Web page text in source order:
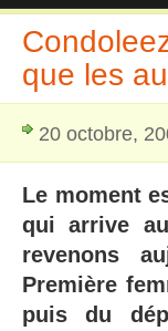
que les
20 octobre,
Le moment
qui arrive
revenons
Première
puis du